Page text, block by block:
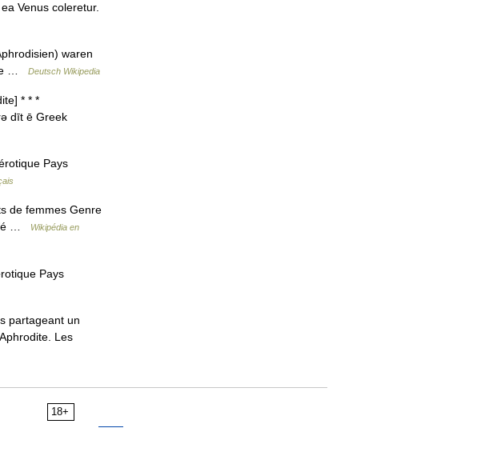
Venus coleretur.
waren
…
Deutsch Wikipedia
* * *
dīt ē Greek
Pays
de femmes Genre
…
Wikipédia en
Pays
partageant un
Les
18+